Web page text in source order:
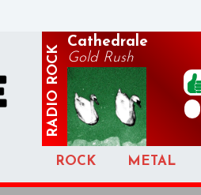
RADIO
ROCK
Cathedrale
Gold Rush
ROCK METAL